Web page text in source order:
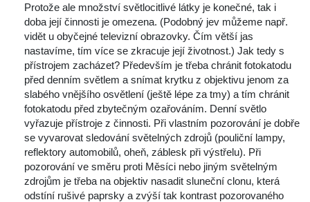
Protože ale množství světlocitlivé látky je konečné, tak i
doba její činnosti je omezena. (Podobný jev můžeme např.
vidět u obyčejné televizní obrazovky. Čím větší jas
nastavíme, tím více se zkracuje její životnost.) Jak tedy s
přístrojem zacházet? Především je třeba chránit fotokatodu
před denním světlem a snímat krytku z objektivu jenom za
labého vnějšího osvětlení (ještě lépe za tmy) a tím chránit
fotokatodu před zbytečným ozařováním. Denní světlo
vyřazuje přístroje z činnosti. Při vlastním pozorování je dobře
e vyvarovat sledování světelných zdrojů (pouliční lampy,
reflektory automobilů, oheň, záblesk při výstřelu). Při
pozorování ve směru proti Měsíci nebo jiným světelným
zdrojům je třeba na objektiv nasadit sluneční clonu, která
odstíní rušivé paprsky a zvýší tak kontrast pozorovaného